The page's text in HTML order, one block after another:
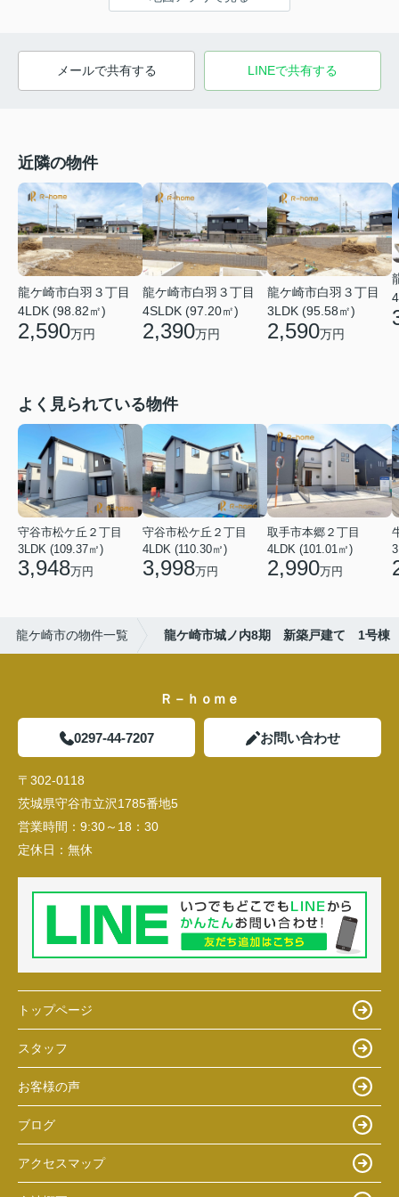
メールで共有する LINEで共有する
近隣の物件
龍ケ崎市白羽３丁目
4LDK (98.82㎡)
2,590万円
龍ケ崎市白羽３丁目
4SLDK (97.20㎡)
2,390万円
龍ケ崎市白羽３丁目
3LDK (95.58㎡)
2,590万円
よく見られている物件
守谷市松ケ丘２丁目
3LDK (109.37㎡)
3,948万円
守谷市松ケ丘２丁目
4LDK (110.30㎡)
3,998万円
取手市本郷２丁目
4LDK (101.01㎡)
2,990万円
龍ケ崎市の物件一覧 龍ケ崎市城ノ内8期 新築戸建て 1号棟
Ｒ－ｈｏｍｅ
0297-44-7207 お問い合わせ
〒302-0118
茨城県守谷市立沢1785番地5
営業時間： 9:30～18：30
定休日： 無休
トップページ
スタッフ
お客様の声
ブログ
アクセスマップ